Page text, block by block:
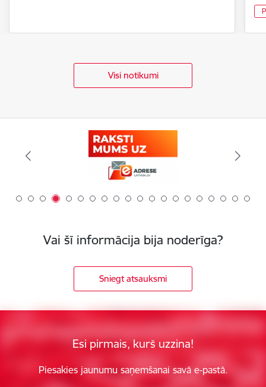
Visi notikumi
Vai šī informācija bija noderīga?
Sniegt atsauksmi
Esi pirmais, kurš uzzina!
Piesakies jaunumu saņemšanai savā e-pastā.